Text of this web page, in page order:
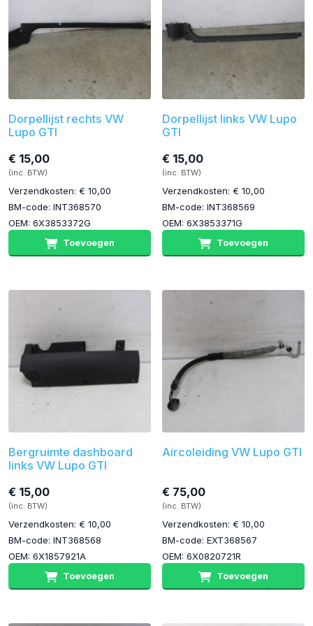
Dorpellijst rechts VW
Lupo GTI
€ 15,00
(inc. BTW)
Verzendkosten: € 10,00
BM-code: INT368570
OEM: 6X3853372G
Toevoegen
Dorpellijst links VW Lupo
GTI
€ 15,00
(inc. BTW)
Verzendkosten: € 10,00
BM-code: INT368569
OEM: 6X3853371G
Toevoegen
Bergruimte dashboard
links VW Lupo GTI
€ 15,00
(inc. BTW)
Verzendkosten: € 10,00
BM-code: INT368568
OEM: 6X1857921A
Toevoegen
Aircoleiding VW Lupo GTI
€ 75,00
(inc. BTW)
Verzendkosten: € 10,00
BM-code: EXT368567
OEM: 6X0820721R
Toevoegen